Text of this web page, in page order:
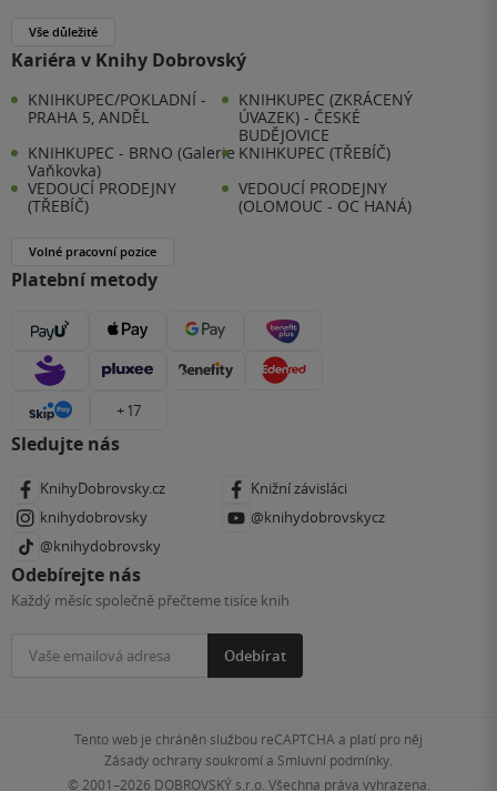
Vše důležité
Kariéra v Knihy Dobrovský
KNIHKUPEC/POKLADNÍ -
PRAHA 5, ANDĚL
KNIHKUPEC (ZKRÁCENÝ
ÚVAZEK) - ČESKÉ
BUDĚJOVICE
KNIHKUPEC - BRNO (Galerie
Vaňkovka)
KNIHKUPEC (TŘEBÍČ)
VEDOUCÍ PRODEJNY
(TŘEBÍČ)
VEDOUCÍ PRODEJNY
(OLOMOUC - OC HANÁ)
Volné pracovní pozice
Platební metody
+ 17
Sledujte nás
KnihyDobrovsky.cz
Knižní závisláci
knihydobrovsky
@knihydobrovskycz
@knihydobrovsky
Odebírejte nás
Každý měsíc společně přečteme tisíce knih
Odebírat
Tento web je chráněn službou reCAPTCHA a platí pro něj
Zásady ochrany soukromía Smluvní podmínky
© 2001–2026 DOBROVSKÝ s.r.o. Všechna práva vyhrazena.